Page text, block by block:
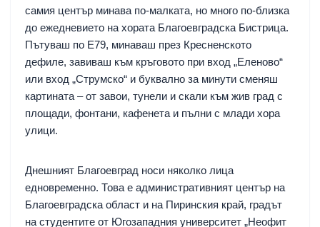
самия център минава по-малката, но много по-близка
до ежедневието на хората Благоевградска Бистрица.
Пътуваш по Е79, минаваш през Кресненското
дефиле, завиваш към кръговото при вход „Еленово“
или вход „Струмско“ и буквално за минути сменяш
картината – от завои, тунели и скали към жив град с
площади, фонтани, кафенета и пълни с млади хора
улици.
Днешният Благоевград носи няколко лица
едновременно. Това е административният център на
Благоевградска област и на Пиринския край, градът
на студентите от Югозападния университет „Неофит